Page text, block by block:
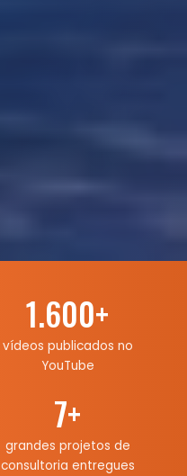
1.600+
vídeos publicados no
YouTube
7+
grandes projetos de
consultoria entregues